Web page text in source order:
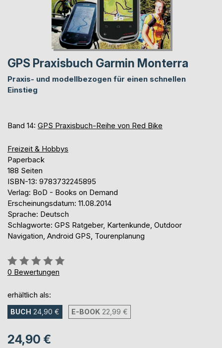
GPS Praxisbuch Garmin Monterra
Praxis- und modellbezogen für einen schnellen
Einstieg
Band 14: GPS Praxisbuch-Reihe von Red Bike
Freizeit & Hobbys
Paperback
188 Seiten
ISBN-13: 9783732245895
Verlag: BoD - Books on Demand
Erscheinungsdatum: 11.08.2014
Sprache: Deutsch
Schlagworte: GPS Ratgeber, Kartenkunde, Outdoor
Navigation, Android GPS, Tourenplanung
Bewertung::
0%
0 Bewertungen
erhältlich als:
BUCH 24,90 € E-BOOK 22,99 €
24,90 €